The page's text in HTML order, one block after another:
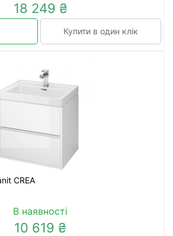
18 249 ₴
Купити в один клік
CREA
В наявності
10 619 ₴